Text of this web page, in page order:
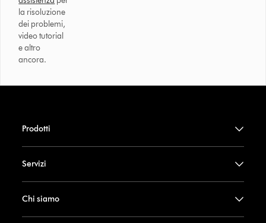
la risoluzione
dei problemi,
video tutorial
e altro
ancora.
Prodotti
Servizi
Chi siamo